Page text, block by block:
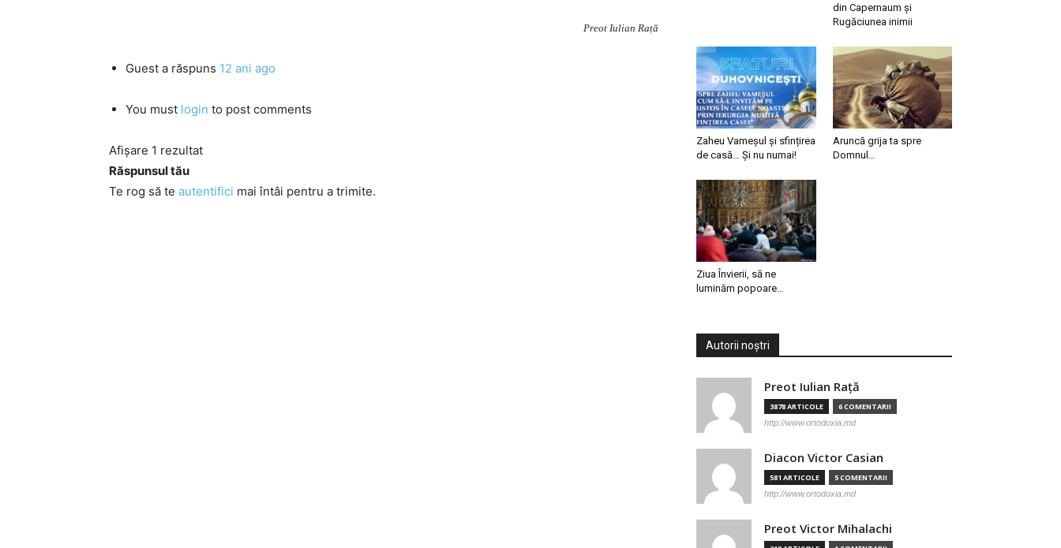
Preot Iulian Rață
Guest a răspuns 12 ani ago
You must login to post comments
Afișare 1 rezultat
Răspunsul tău
Te rog să te autentifici mai întâi pentru a trimite.
din Capernaum și
Rugăciunea inimii
Zaheu Vameșul și sfințirea
de casă… Și nu numai!
Aruncă grija ta spre
Domnul…
Ziua Învierii, să ne
luminăm popoare…
Autorii noștri
Preot Iulian Raţă
3878 ARTICOLE 6 COMENTARII
http://www.ortodoxia.md
Diacon Victor Casian
581 ARTICOLE 5 COMENTARII
http://www.ortodoxia.md
Preot Victor Mihalachi